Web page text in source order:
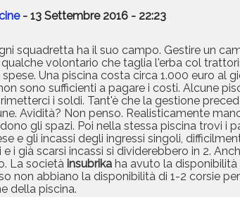
- 13 Settembre 2016 - 22:23
squadretta ha il suo campo. Gestire un
volontario che taglia l'erba col
Una piscina costa circa 1.000 euro al
sono sufficienti a pagare i costi. Alcune
i soldi. Tant'è che la gestione
Avidità? Non penso. Realisticamente
gli spazi. Poi nella stessa piscina trovi i
e gli incassi degli ingressi singoli,
i già scarsi incassi si dividerebbero in 2.
La società insubrika ha avuto la
non abbiano la disponibilità di 1-2 corsie
della piscina.